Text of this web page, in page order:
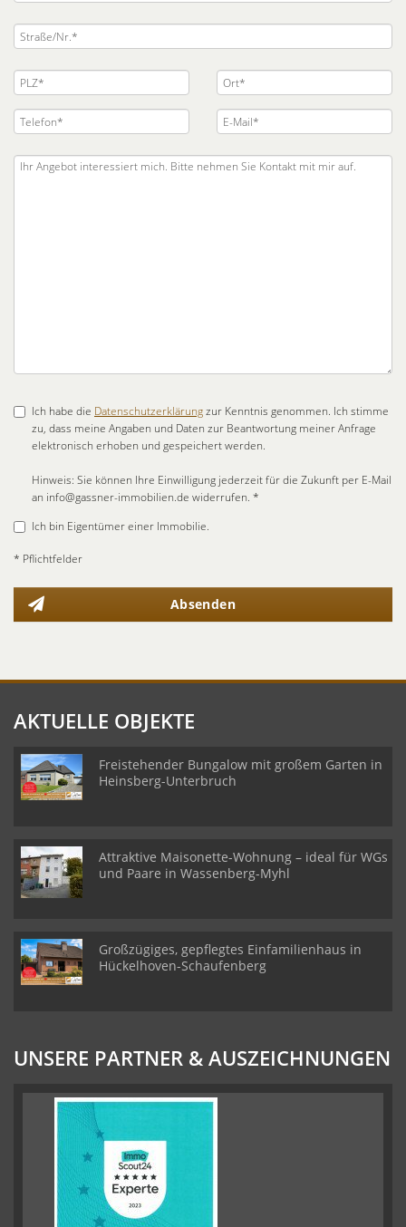
Ich habe die Datenschutzerklärungzur Kenntnis genommen. Ich stimme
zu, dass meine Angaben und Daten zur Beantwortung meiner Anfrage
elektronisch erhoben und gespeichert werden.
Hinweis: Sie können Ihre Einwilligung jederzeit für die Zukunft per E-Mail
an info@gassner-immobilien.de widerrufen. *
Ich bin Eigentümer einer Immobilie.
* Pflichtfelder
Absenden
AKTUELLE OBJEKTE
Freistehender Bungalow mit großem Garten in
Heinsberg-Unterbruch
Attraktive Maisonette-Wohnung – ideal für WGs
und Paare in Wassenberg-Myhl
Großzügiges, gepflegtes Einfamilienhaus in
Hückelhoven-Schaufenberg
UNSERE PARTNER & AUSZEICHNUNGEN